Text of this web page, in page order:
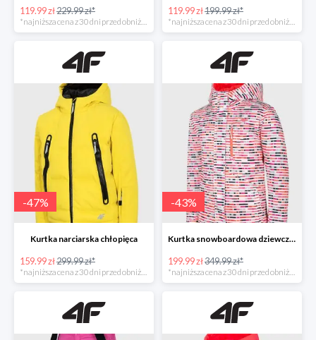
119.99 zł229.99 zł*
*najniższa cena z 30 dni przed obniżką
119.99 zł199.99 zł*
*najniższa cena z 30 dni przed obniżką
-47%
Kurtka narciarska chłopięca
159.99 zł299.99 zł*
-43%
Kurtka snowboardowa dziewczęca
199.99 zł349.99 zł*